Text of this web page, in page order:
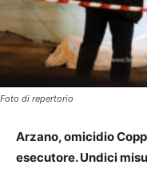
Foto di repertorio
Arzano, omicidio
esecutore. Undici